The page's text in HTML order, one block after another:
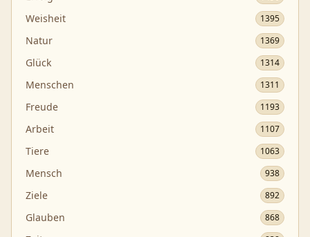
Weisheit 1395
Natur 1369
Glück 1314
Menschen 1311
Freude 1193
Arbeit 1107
Tiere 1063
Mensch 938
Ziele 892
Glauben 868